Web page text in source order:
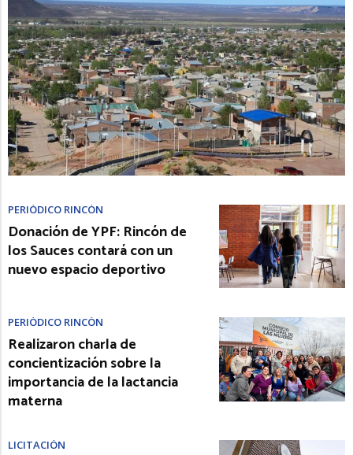
PERIÓDICO RINCÓN
Donación de YPF: Rincón de
los Sauces contará con un
nuevo espacio deportivo
PERIÓDICO RINCÓN
Realizaron charla de
concientización sobre la
importancia de la lactancia
materna
LICITACIÓN